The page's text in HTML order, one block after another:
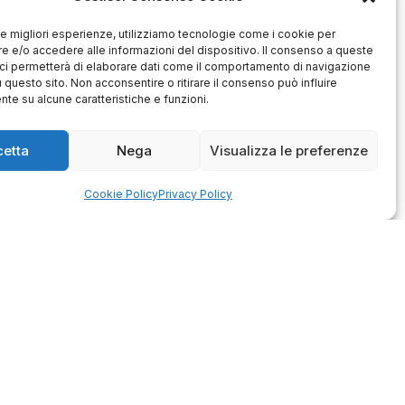
migliori esperienze, utilizziamo tecnologie come i cookie per
e/o accedere alle informazioni del dispositivo. Il consenso a queste
permetterà di elaborare dati come il comportamento di navigazione
questo sito. Non acconsentire o ritirare il consenso può influire
su alcune caratteristiche e funzioni.
Nega Visualizza le preferenze
Cookie PolicyPrivacy Policy
verificato
è conforme alla
sono soddisfatto
1
verificato
Ottimo approccio al cliente.
Consegna ottima, senza intoppi.
Senza dubbio un'azienda di alto
livello. Lo consiglio. La confezione
3 0